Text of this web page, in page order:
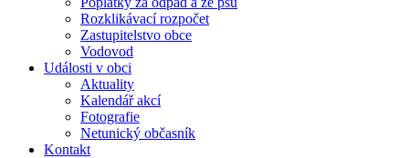
Rozklikávací rozpočet
Zastupitelstvo obce
Vodovod
Události v obci
Aktuality
Kalendář akcí
Fotografie
Netunický občasník
Kontakt